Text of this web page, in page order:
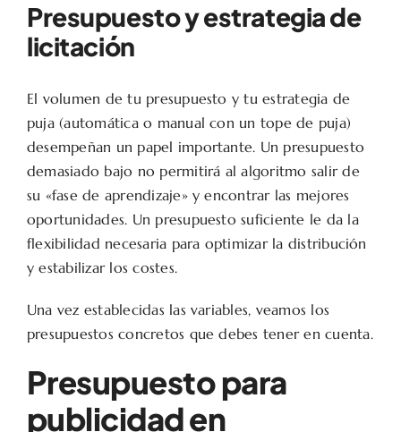
Presupuesto y estrategia de
licitación
El volumen de tu presupuesto y tu estrategia de
puja (automática o manual con un tope de puja)
desempeñan un papel importante. Un presupuesto
demasiado bajo no permitirá al algoritmo salir de
su «fase de aprendizaje» y encontrar las mejores
oportunidades. Un presupuesto suficiente le da la
flexibilidad necesaria para optimizar la distribución
y estabilizar los costes.
Una vez establecidas las variables, veamos los
presupuestos concretos que debes tener en cuenta.
Presupuesto para
publicidad en